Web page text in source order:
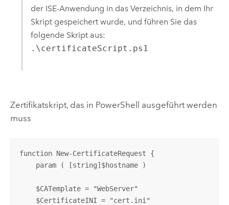
der ISE-Anwendung in das Verzeichnis, in dem Ihr
Skript gespeichert wurde, und führen Sie das
folgende Skript aus:
.\certificateScript.ps1
Zertifikatskript, das in PowerShell ausgeführt werden
muss
function New-CertificateRequest {
    param ( [string]$hostname )
    $CATemplate = "WebServer"
    $CertificateINI = "cert.ini"